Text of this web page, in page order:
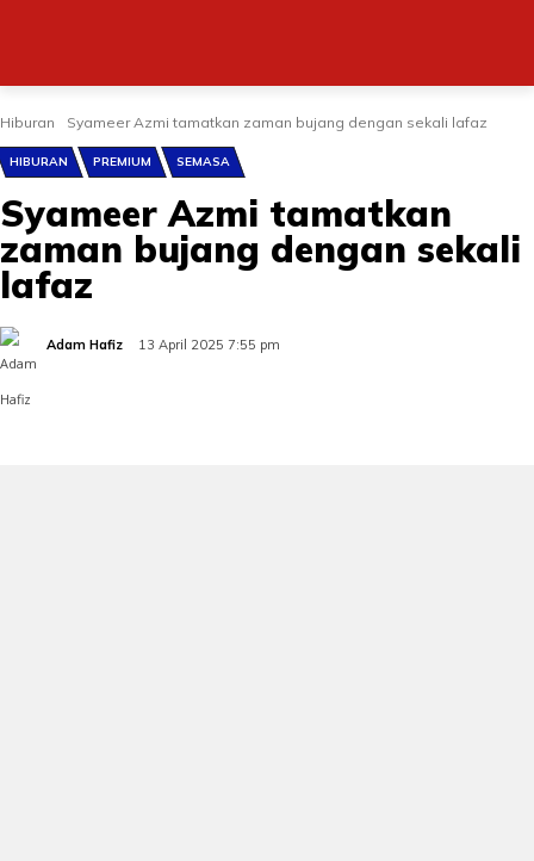
Hiburan Syameer Azmi tamatkan zaman bujang dengan sekali lafaz
HIBURAN PREMIUM SEMASA
Syameer Azmi tamatkan
zaman bujang dengan sekali
lafaz
Adam Hafiz 13 April 2025 7:55 pm